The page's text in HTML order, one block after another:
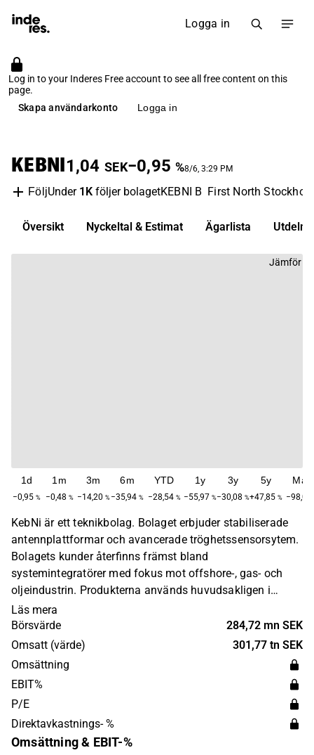
Logga in
Log in to your Inderes Free account to see all free content on this
page.
Skapa användarkonto
Logga in
KEBNI1,04 SEK−0,95 %8/6, 3:29 PM
FöljUnder 1K följer bolagetKEBNI B First North
Översikt Nyckeltal & Estimat Ägarlista
Jämför
1d
−0,95 %
1m
−0,48 %
3m
−14,20 %
6m
−35,94 %
YTD
−28,54 %
1y
−55,97 %
3y
−30,08 %
5y
+47,85 %
Max
−98,06
KebNi är ett teknikbolag. Bolaget erbjuder stabiliserade
antennplattformar och avancerade tröghetssensorsytem.
Bolagets kunder återfinns främst bland
systemintegratörer med fokus mot offshore-, gas- och
oljeindustrin. Produkterna används huvudsakligen i
lösningar för styrning av förarlösa fordon, navigation och
dämparsystem. Bolaget gick tidigare under namnet
Advanced Stabilized Technologies och har sitt
huvudkontor i Kista.
Läs mera
Börsvärde
284,72 mn SEK
Omsatt (värde)
301,77 tn SEK
Omsättning
EBIT%
P/E
Direktavkastnings- %
Omsättning & EBIT-%